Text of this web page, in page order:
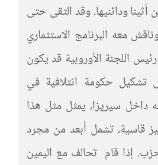
أثينا ودائنيها. وقد التقى حتى
معه البرنامج الاستثماري
اللجنة الأوروبية قد يكون
تشكيل حكومة ائتلافية في
داخل سيريزا، يمثل مثل هذا
قاسية، تشمل أبعد من مجرد
إذا قام تحالف مع اليمين